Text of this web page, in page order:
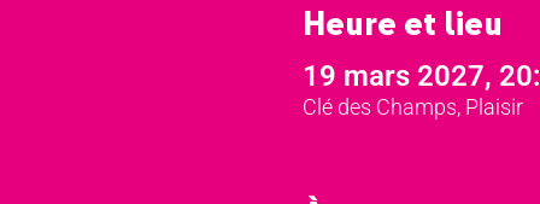
Heure et lieu
19 mars 2027,
Clé des Champs, Plaisir